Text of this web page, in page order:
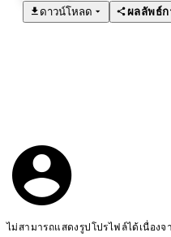
ดาวน์โหลด
ผลลัพธ์
ไม่สามารถแสดงรูปโปรไฟล์ได้เนื่อง